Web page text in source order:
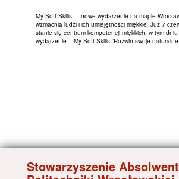
My Soft Skills – nowe wydarzenie na mapie
wzmacnia ludzi i ich umiejętności miękkie Już 7
stanie się centrum kompetencji miękkich, w tym
wydarzenie – My Soft Skills “Rozwiń swoje naturalne
Stowarzyszenie